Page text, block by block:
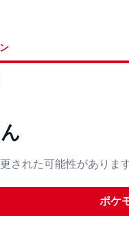
された可能性があります
ポケ